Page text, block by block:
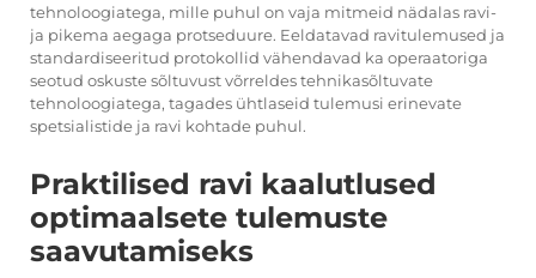
tehnoloogiatega, mille puhul on vaja mitmeid nädalas ravi-
ja pikema aegaga protseduure. Eeldatavad ravitulemused ja
standardiseeritud protokollid vähendavad ka operaatoriga
seotud oskuste sõltuvust võrreldes tehnikasõltuvate
tehnoloogiatega, tagades ühtlaseid tulemusi erinevate
spetsialistide ja ravi kohtade puhul.
Praktilised ravi kaalutlused
optimaalsete tulemuste
saavutamiseks